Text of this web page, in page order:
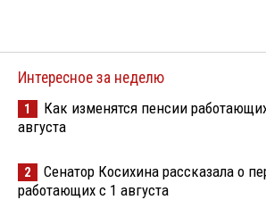
Интересное за неделю
1
Как изменятся пенсии
августа
2
Сенатор Косихина рассказала о
работающих с 1 августа